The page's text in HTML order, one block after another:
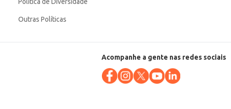
Outras Políticas
Acompanhe a gente nas redes sociais